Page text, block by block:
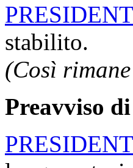
stabilito.
(Così
Preavviso